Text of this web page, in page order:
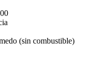
(sin combustible)